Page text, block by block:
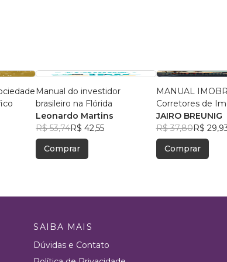
Manual do investidor
brasileiro na Flórida
Leonardo Martins
R$ 53,74R$ 42,55
Comprar
MANUAL
Corretores de
Alta Performance
JAIRO BREUNIG
R$ 37,80R$
Comprar
SAIBA MAIS
Dúvidas e Contato